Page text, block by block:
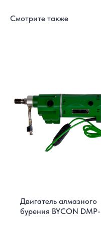
Смотрите также
Двигатель алмазного
бурения BYCON DMP-